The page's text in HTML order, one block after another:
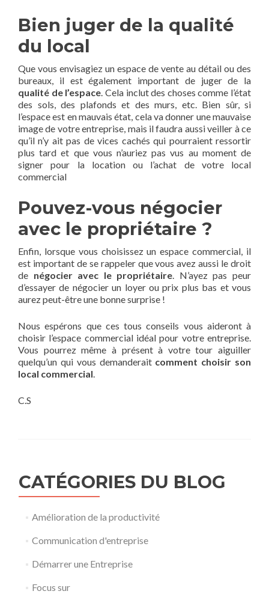
Bien juger de la qualité
du local
Que vous envisagiez un espace de vente au détail ou des
bureaux, il est également important de juger de la
qualité de l’espace . Cela inclut des choses comme l’état
des sols, des plafonds et des murs, etc. Bien sûr, si
l’espace est en mauvais état, cela va donner une mauvaise
image de votre entreprise, mais il faudra aussi veiller à ce
qu’il n’y ait pas de vices cachés qui pourraient ressortir
plus tard et que vous n’auriez pas vus au moment de
signer pour la location ou l’achat de votre local
commercial
Pouvez-vous négocier
avec le propriétaire ?
Enfin, lorsque vous choisissez un espace commercial, il
est important de se rappeler que vous avez aussi le droit
de négocier avec le propriétaire . N’ayez pas peur
d’essayer de négocier un loyer ou prix plus bas et vous
aurez peut-être une bonne surprise !
Nous espérons que ces tous conseils vous aideront à
choisir l’espace commercial idéal pour votre entreprise.
Vous pourrez même à présent à votre tour aiguiller
quelqu’un qui vous demanderait comment choisir son
local commercial
C.S
CATÉGORIES DU BLOG
Amélioration de la productivité
Communication d'entreprise
Démarrer une Entreprise
Focus sur